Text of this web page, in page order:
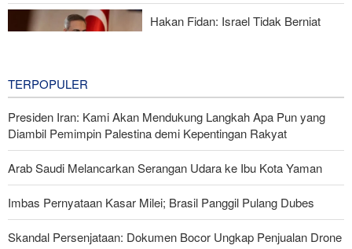
Hakan Fidan: Israel Tidak Berniat
TERPOPULER
Presiden Iran: Kami Akan Mendukung Langkah Apa Pun yang
Diambil Pemimpin Palestina demi Kepentingan Rakyat
Arab Saudi Melancarkan Serangan Udara ke Ibu Kota Yaman
Imbas Pernyataan Kasar Milei; Brasil Panggil Pulang Dubes
Skandal Persenjataan: Dokumen Bocor Ungkap Penjualan Drone